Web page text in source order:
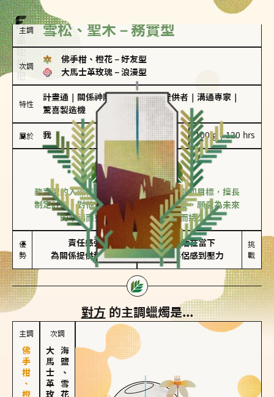
主調 雪松、聖木－務實型
次調
佛手柑、橙花 － 好友型
大馬士革玫瑰 － 浪漫型
特性
計畫通 關係神隊友 情緒價值提供者 溝通專家
驚喜製造機
屬於 我 100 g｜120 hrs
務實型
雪松、聖木
務實型的人深信愛情立基於共同的價值觀和目標，擅長
制定計劃。對他們來說，感情穩定最重要，願意為未來
的幸福而努力，讓愛情變得踏實而持久。
優
勢
責任感強
為關係提供穩定度
較難活在當下
易讓伴侶感到壓力
挑
戰
對方 的主調蠟燭是...
主調 次調
大馬士革玫瑰海鹽、雪花